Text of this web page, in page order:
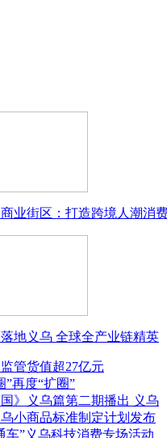
业街区：打造跨境人潮消
地义乌 全球全产业链精英
管货值超27亿元
”再度“扩圈”
国》义乌篇第二期播出 义乌
小商品标准制定计划发布
车”义乌科技消费专场活动